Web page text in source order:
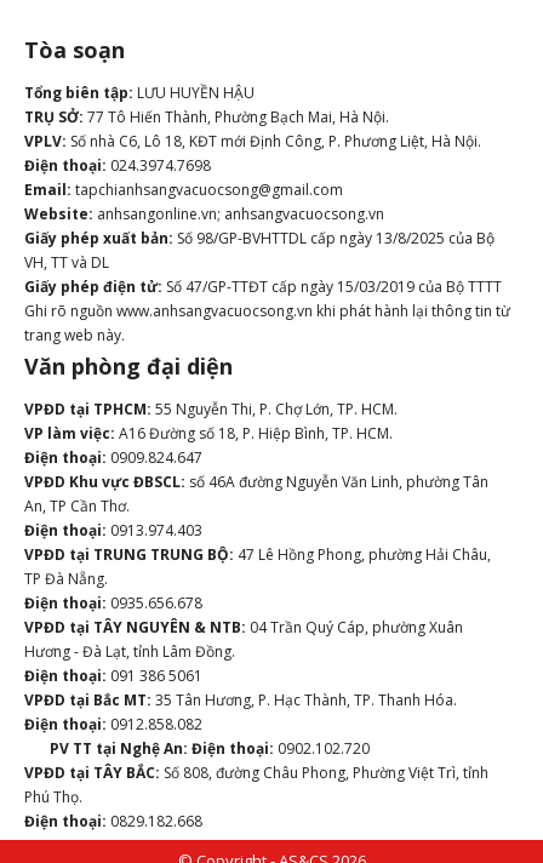
Tòa soạn
Tổng biên tập: LƯU HUYỀN HẬU
TRỤ SỞ: 77 Tô Hiến Thành, Phường Bạch Mai, Hà Nội.
VPLV: Số nhà C6, Lô 18, KĐT mới Định Công, P. Phương Liệt, Hà Nội.
Điện thoại: 024.3974.7698
Email: tapchianhsangvacuocsong@gmail.com
Website: anhsangonline.vn; anhsangvacuocsong.vn
Giấy phép xuất bản: Số 98/GP-BVHTTDL cấp ngày 13/8/2025 của Bộ
VH, TT và DL
Giấy phép điện tử: Số 47/GP-TTĐT cấp ngày 15/03/2019 của Bộ TTTT
Ghi rõ nguồn www.anhsangvacuocsong.vn khi phát hành lại thông tin từ
trang web này.
Văn phòng đại diện
VPĐD tại TPHCM: 55 Nguyễn Thi, P. Chợ Lớn, TP. HCM.
VP làm việc: A16 Đường số 18, P. Hiệp Bình, TP. HCM.
Điện thoại: 0909.824.647
VPĐD Khu vực ĐBSCL: số 46A đường Nguyễn Văn Linh, phường Tân
An, TP Cần Thơ.
Điện thoại: 0913.974.403
VPĐD tại TRUNG TRUNG BỘ: 47 Lê Hồng Phong, phường Hải Châu,
TP Đà Nẵng.
Điện thoại: 0935.656.678
VPĐD tại TÂY NGUYÊN & NTB: 04 Trần Quý Cáp, phường Xuân
Hương - Đà Lạt, tỉnh Lâm Đồng.
Điện thoại: 091 386 5061
VPĐD tại Bắc MT: 35 Tân Hương, P. Hạc Thành, TP. Thanh Hóa.
Điện thoại: 0912.858.082
PV TT tại Nghệ An: Điện thoại: 0902.102.720
VPĐD tại TÂY BẮC: Số 808, đường Châu Phong, Phường Việt Trì, tỉnh
Phú Thọ.
Điện thoại: 0829.182.668